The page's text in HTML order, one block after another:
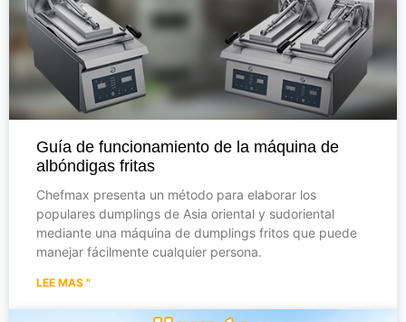
Guía de funcionamiento de la máquina de
albóndigas fritas
Chefmax presenta un método para elaborar los
populares dumplings de Asia oriental y sudoriental
mediante una máquina de dumplings fritos que puede
manejar fácilmente cualquier persona.
LEE MAS "